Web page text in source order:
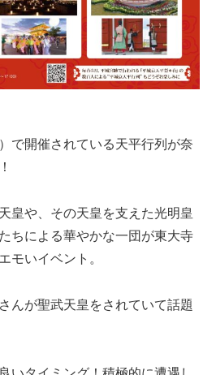
で開催されている天平行列が奈
皇や、その天皇を支えた光明皇
ちによる華やかな一団が東大寺
モいイベント。
んが聖武天皇をされていて話題